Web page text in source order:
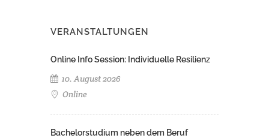
VERANSTALTUNGEN
Online Info Session: Individuelle Resilienz
10. August 2026
Online
Bachelorstudium neben dem Beruf